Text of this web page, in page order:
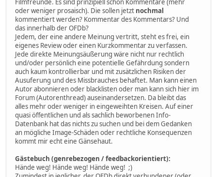
Filmfreunde. Es sind prinzipiell schon Kommentare (mehr
oder weniger prosaisch). Die sollen jetzt nochmal
kommentiert werden? Kommentar des Kommentars? Und
das innerhalb der OFDb?
Jedem, der eine andere Meinung vertritt, steht es frei, ein
eigenes Review oder einen Kurzkommentar zu verfassen.
Jede direkte Meinungsäußerung wäre nicht nur rechtlich
und/oder persönlich eine potentielle Gefährdung sondern
auch kaum kontrollierbar und mit zusätzlichen Risiken der
Ausuferung und des Missbrauches behaftet. Man kann einen
Autor abonnieren oder blacklisten oder man kann sich hier im
Forum (Autorenthread) auseinandersetzen. Da bleibt das
alles mehr oder weniger in eingeweihten Kreisen. Auf einer
quasi öffentlichen und als sachlich beworbenen Info-
Datenbank hat das nichts zu suchen und bei dem Gedanken
an mögliche Image-Schäden oder rechtliche Konsequenzen
kommt mir echt eine Gänsehaut.
Gästebuch (genrebezogen / feedbackorientiert):
Hände weg! Hände weg! Hände weg! ;)